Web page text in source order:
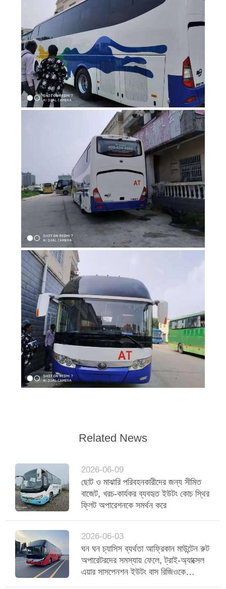
Related News
2026-06-09
ছোট ও মাঝারি পরিবহনকারীদের জন্য সীমিত
বাজেট, খরচ-কার্যকর ব্যবহৃত ইউটং কোচ স্থির
ফ্লিট অপারেশনকে সমর্থন করে
2026-06-03
ঘন ঘন চ্যাসিস ব্যর্থতা আফ্রিকান মাউন্টেন রুট
অপারেটরদের সমস্যায় ফেলে, ট্রাই-অ্যাক্সেল
এয়ার সাসপেনশন ইউটং বাস রিজিওকে